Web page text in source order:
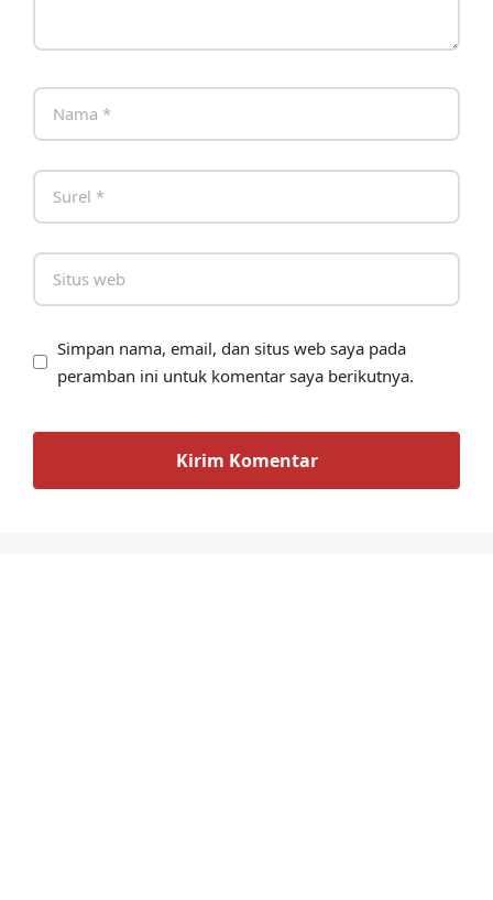
Simpan nama, email, dan situs web saya pada
peramban ini untuk komentar saya berikutnya.